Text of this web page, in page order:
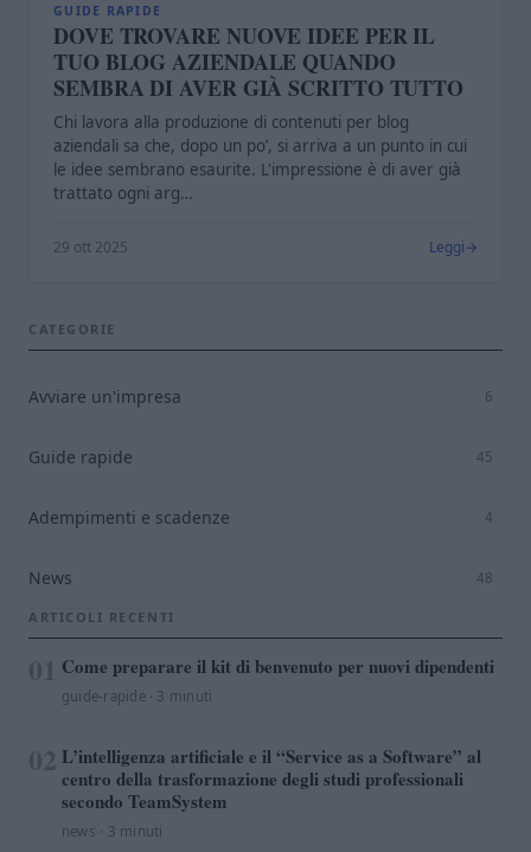
GUIDE RAPIDE
DOVE TROVARE NUOVE IDEE PER IL
TUO BLOG AZIENDALE QUANDO
SEMBRA DI AVER GIÀ SCRITTO TUTTO
Chi lavora alla produzione di contenuti per blog
aziendali sa che, dopo un po’, si arriva a un punto in cui
le idee sembrano esaurite. L'impressione è di aver già
trattato ogni arg…
29 ott 2025 Leggi
CATEGORIE
Avviare un'impresa 6
Guide rapide 45
Adempimenti e scadenze 4
News 48
ARTICOLI RECENTI
Come preparare il kit di benvenuto per nuovi dipendenti
guide-rapide · 3 minuti
L’intelligenza artificiale e il “Service as a Software” al
centro della trasformazione degli studi professionali
secondo TeamSystem
news · 3 minuti